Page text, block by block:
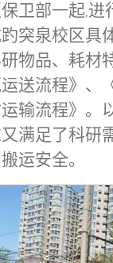
卫部一起,进
突泉校区具
物品、耗材
送流程》、
输流程》。
满足了科研
运安全。